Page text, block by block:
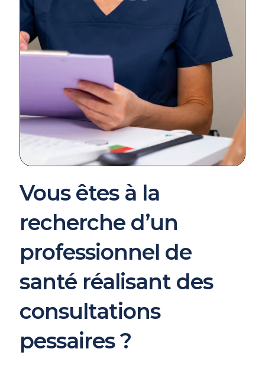
Vous êtes à la
recherche d’un
professionnel de
santé réalisant des
consultations
pessaires ?